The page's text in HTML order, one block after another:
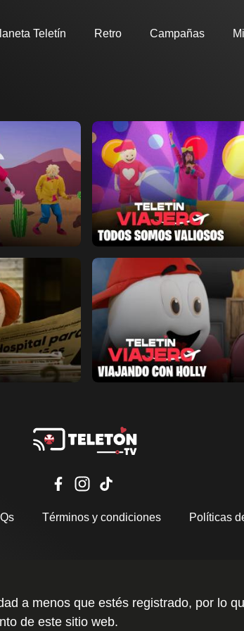
Teletín Retro Campañas
Página de detalles
Ver ahoraAñadir a favoritos
Página de detalles
Ver ahoraAñadir a favoritos
Términos y condiciones Políticas
a menos que estés registrado, por lo
de este sitio web.